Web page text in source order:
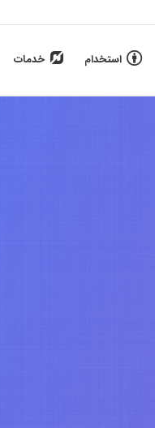
استخدام خدمات